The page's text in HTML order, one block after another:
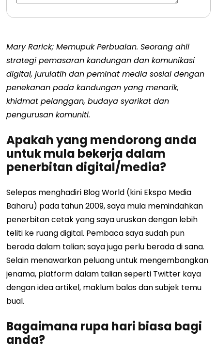
‎Mary Rarick; Memupuk Perbualan. Seorang ahli
strategi pemasaran kandungan dan komunikasi
digital, jurulatih dan peminat media sosial dengan
penekanan pada kandungan yang menarik,
khidmat pelanggan, budaya syarikat dan
pengurusan komuniti.
Apakah yang mendorong anda
untuk mula bekerja dalam
penerbitan digital/media?
Selepas menghadiri Blog World (kini Ekspo Media
Baharu) pada tahun 2009, saya mula memindahkan
penerbitan cetak yang saya uruskan dengan lebih
teliti ke ruang digital. Pembaca saya sudah pun
berada dalam talian; saya juga perlu berada di sana.
Selain menawarkan peluang untuk mengembangkan
jenama, platform dalam talian seperti Twitter kaya
dengan idea artikel, maklum balas dan subjek temu
bual.
Bagaimana rupa hari biasa bagi
anda?